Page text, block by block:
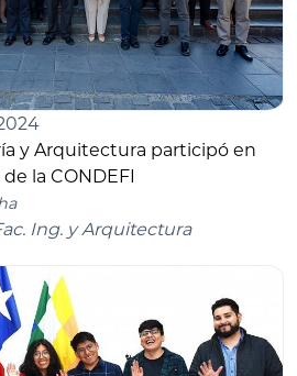
y Arquitectura participó en
la CONDEFI
Ing. y Arquitectura